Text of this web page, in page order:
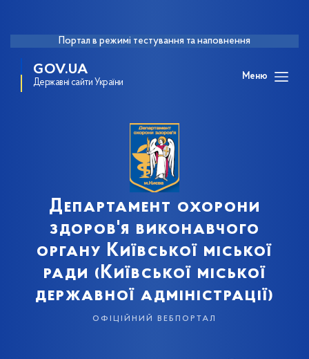
Портал в режимі тестування та наповнення
GOV.UA
Державні сайти України
Меню
Департамент охорони
здоров'я виконавчого
органу Київської міської
ради (Київської міської
державної адміністрації)
офіційний вебпортал